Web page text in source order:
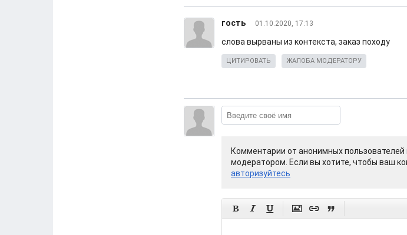
гость 01.10.2020, 17:13
слова вырваны из контекста, заказ походу
ЦИТИРОВАТЬ ЖАЛОБА МОДЕРАТОРУ
Комментарии от анонимных
модератором. Если вы хотите, чтобы ваш
авторизуйтесь
     